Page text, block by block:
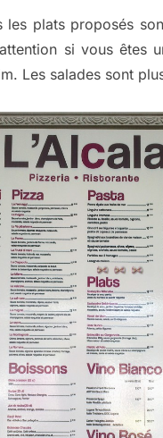
les plats proposés
si vous êtes
Les salades sont